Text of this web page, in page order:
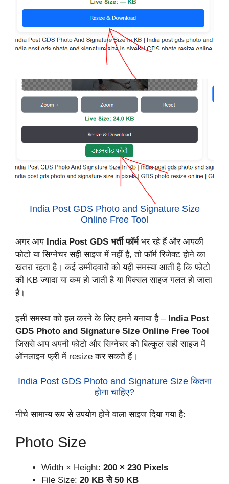
India Post GDS Photo and Signature Size
Online Free Tool
अगर आप India Post GDS भर्ती फॉर्मभर रहे हैं और आपकी
फोटो या सिग्नेचर सही साइज में नहीं है, तो फॉर्म रिजेक्ट होने का
खतरा रहता है। कई उम्मीदवारों को यही समस्या आती है कि फोटो
की KB ज्यादा या कम हो जाती है या पिक्सल साइज गलत हो जाता
है।
इसी समस्या को हल करने के लिए हमने बनाया है – India Post
GDS Photo and Signature Size Online Free Tool
जिससे आप अपनी फोटो और सिग्नेचर को बिल्कुल सही साइज में
ऑनलाइन फ्री में resize कर सकते हैं।
India Post GDS Photo and Signature Size कितना
होना चाहिए?
नीचे सामान्य रूप से उपयोग होने वाला साइज दिया गया है:
Photo Size
Width × Height: 200 × 230 Pixels
File Size: 20 KB से 50 KB